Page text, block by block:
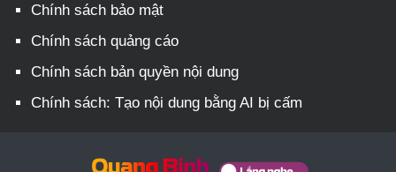
Chính sách bảo mật
Chính sách quảng cáo
Chính sách bản quyền nội dung
Chính sách: Tạo nội dung bằng AI bị cấm